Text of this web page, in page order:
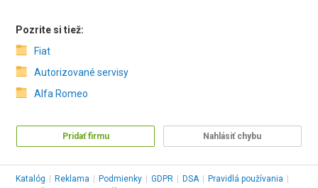
Pozrite si tiež:
Fiat
Autorizované servisy
Alfa Romeo
Pridať firmu Nahlásiť chybu
Katalóg Reklama Podmienky GDPR DSA Pravidlá používania